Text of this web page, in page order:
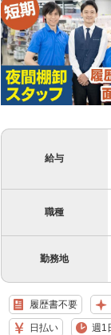
給与
職種
勤務地
履歴書不要
日払い 週1